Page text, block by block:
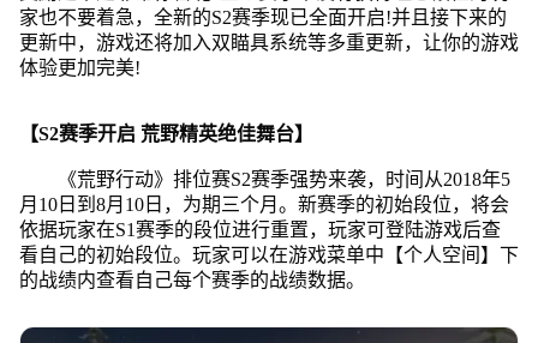
家也不要着急，全新的S2赛季现已全面开启!并且接下来的
更新中，游戏还将加入双瞄具系统等多重更新，让你的游戏
体验更加完美!
【S2赛季开启 荒野精英绝佳舞台】
《荒野行动》排位赛S2赛季强势来袭，时间从2018年5
月10日到8月10日，为期三个月。新赛季的初始段位，将会
依据玩家在S1赛季的段位进行重置，玩家可登陆游戏后查
看自己的初始段位。玩家可以在游戏菜单中【个人空间】下
的战绩内查看自己每个赛季的战绩数据。